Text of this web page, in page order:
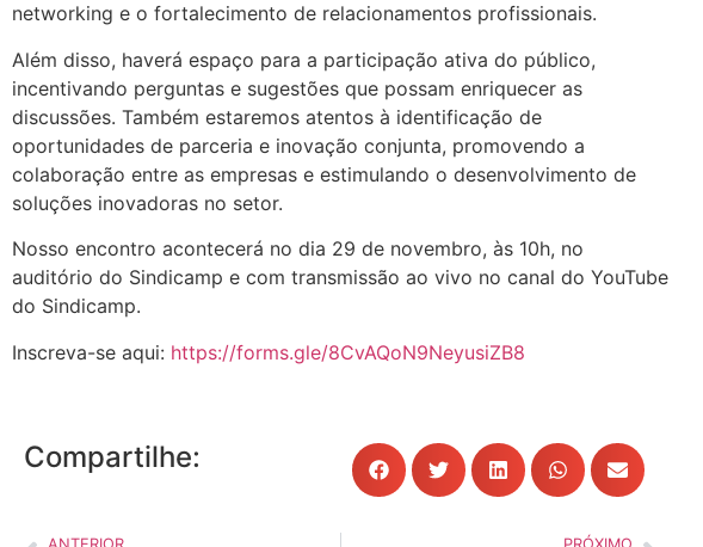
networking e o fortalecimento de relacionamentos profissionais.
Além disso, haverá espaço para a participação ativa do público,
incentivando perguntas e sugestões que possam enriquecer as
discussões. Também estaremos atentos à identificação de
oportunidades de parceria e inovação conjunta, promovendo a
colaboração entre as empresas e estimulando o desenvolvimento de
soluções inovadoras no setor.
Nosso encontro acontecerá no dia 29 de novembro, às 10h, no
auditório do Sindicamp e com transmissão ao vivo no canal do YouTube
do Sindicamp.
Inscreva-se aqui: https://forms.gle/8CvAQoN9NeyusiZB8
Compartilhe: